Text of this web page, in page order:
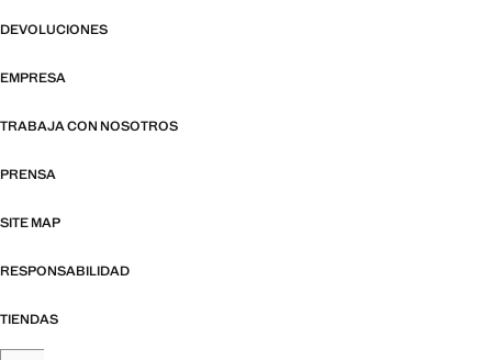
DEVOLUCIONES
EMPRESA
TRABAJA CON NOSOTROS
PRENSA
SITE MAP
RESPONSABILIDAD
TIENDAS